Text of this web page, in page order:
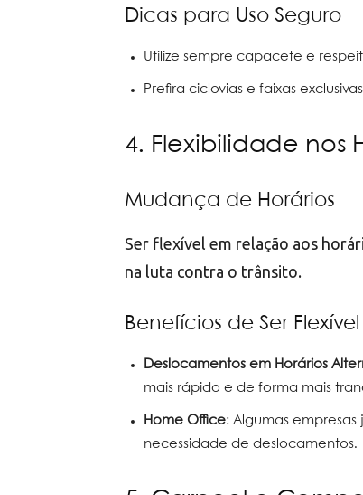
Dicas para Uso Seguro
Utilize sempre capacete e
Prefira ciclovias e faixas
4. Flexibilidade nos
Mudança de Horários
Ser flexível em relação aos
na luta contra o trânsito.
Benefícios de Ser Flexível
Deslocamentos em Horários
mais rápido e de forma mais
Home Office: Algumas
necessidade de deslocamentos.